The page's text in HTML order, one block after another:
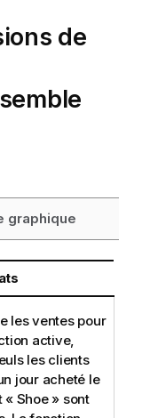
de
graphique
les ventes pour
active,
les clients
jour acheté le
« Shoe» sont